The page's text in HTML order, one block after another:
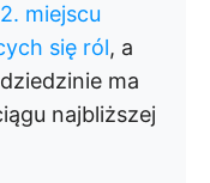
miejscu
się ról, a
ma
najbliższej